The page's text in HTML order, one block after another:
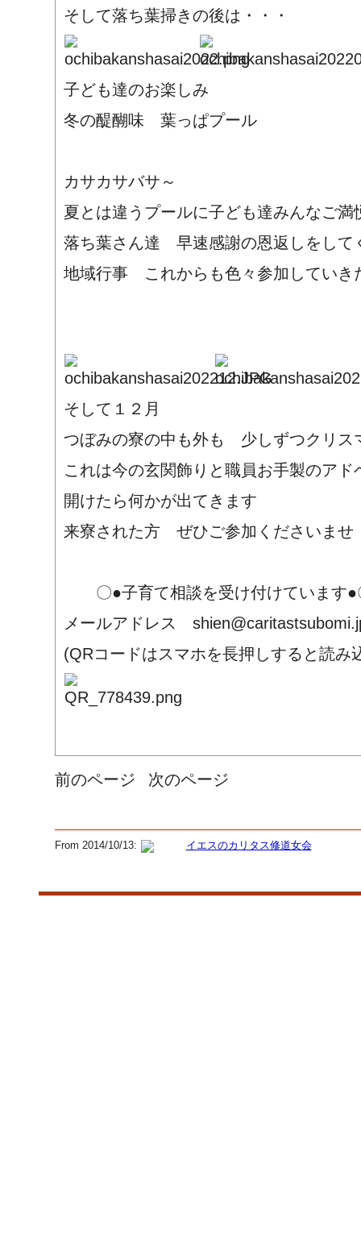
そして落ち葉掃きの後は・・・
子ども達のお楽しみ
冬の醍醐味 葉っぱプール
カサカサバサ～
夏とは違うプールに子ども達みんなご満
落ち葉さん達 早速感謝の恩返しをして
地域行事 これからも色々参加していき
そして１２月
つぼみの寮の中も外も 少しずつクリス
これは今の玄関飾りと職員お手製のアド
開けたら何かが出てきます
来寮された方 ぜひご参加くださいませ
〇●子育て相談を受け付けています●
メールアドレス
(QRコードはスマホを長押しすると読み
前のページ 次のページ
From 2014/10/13: イエスのカリタス修道女会